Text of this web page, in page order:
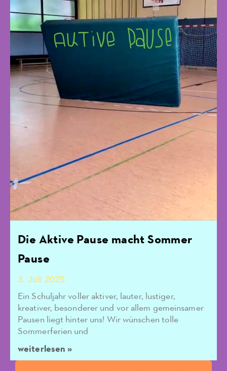
Die Aktive Pause macht Sommer
Pause
3. Juli 2025
Ein Schuljahr voller aktiver, lauter, lustiger,
kreativer, besonderer und vor allem gemeinsamer
Pausen liegt hinter uns! Wir wünschen tolle
Sommerferien und
weiterlesen »